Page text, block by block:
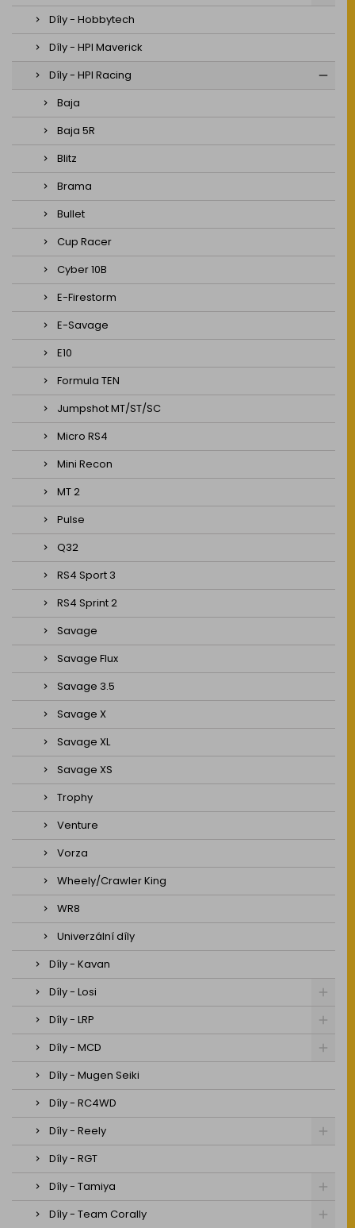
Díly - Hobbytech
Díly - HPI Maverick
Díly - HPI Racing
Baja
Baja 5R
Blitz
Brama
Bullet
Cup Racer
Cyber 10B
E-Firestorm
E-Savage
E10
Formula TEN
Jumpshot MT/ST/SC
Micro RS4
Mini Recon
MT 2
Pulse
Q32
RS4 Sport 3
RS4 Sprint 2
Savage
Savage Flux
Savage 3.5
Savage X
Savage XL
Savage XS
Trophy
Venture
Vorza
Wheely/Crawler King
WR8
Univerzální díly
Díly - Kavan
Díly - Losi
Díly - LRP
Díly - MCD
Díly - Mugen Seiki
Díly - RC4WD
Díly - Reely
Díly - RGT
Díly - Tamiya
Díly - Team Corally